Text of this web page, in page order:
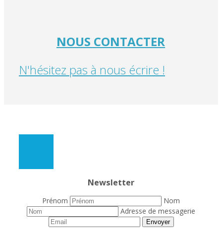
NOUS CONTACTER
N'hésitez pas à nous écrire !
Newsletter
Prénom
Nom
Adresse de messagerie
Envoyer